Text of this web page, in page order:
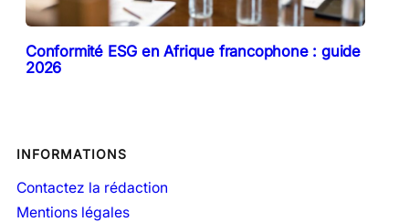
Conformité ESG en Afrique francophone : guide
2026
INFORMATIONS
Contactez la rédaction
Mentions légales